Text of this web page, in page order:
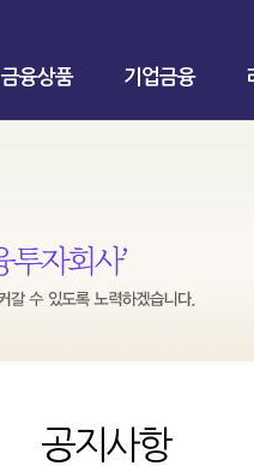
금융상품 기업금융
공지사항